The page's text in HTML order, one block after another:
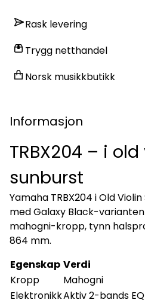
Rask levering
Trygg netthandel
Norsk musikkbutikk
Informasjon
TRBX204 – i
sunburst
Yamaha TRBX204 i Old
med Galaxy Black-
mahogni-kropp, tynn
864 mm.
Egenskap Verdi
Kropp
Mahogni
ElektronikkAktiv 2-bands EQ